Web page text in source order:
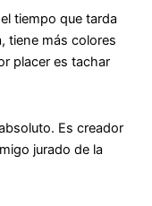
tiempo que tarda
tiene más colores
placer es tachar
Es creador
jurado de la